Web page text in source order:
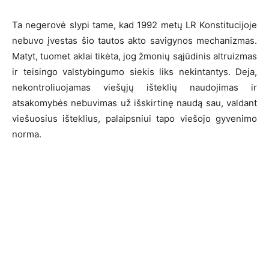
Ta negerovė slypi tame, kad 1992 metų LR Konstitucijoje
nebuvo įvestas šio tautos akto savigynos mechanizmas.
Matyt, tuomet aklai tikėta, jog žmonių sąjūdinis altruizmas
ir teisingo valstybingumo siekis liks nekintantys. Deja,
nekontroliuojamas viešųjų išteklių naudojimas ir
atsakomybės nebuvimas už išskirtinę naudą sau, valdant
viešuosius išteklius, palaipsniui tapo viešojo gyvenimo
norma.